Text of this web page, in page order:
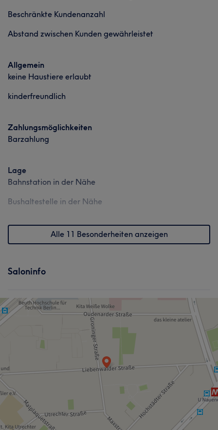
Nägel Friseur
Haarentfernung Kosmetische Zahnmedizin
Portfolio
Beschränkte Kundenanzahl
Abstand zwischen Kunden gewährleistet
Allgemein
keine Haustiere erlaubt
kinderfreundlich
Zahlungsmöglichkeiten
Barzahlung
Lage
Bahnstation in der Nähe
Bushaltestelle in der Nähe
Alle 11 Besonderheiten anzeigen
Saloninfo